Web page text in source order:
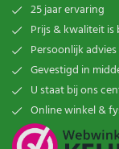
25 jaar ervaring
Prijs & kwaliteit is
Persoonlijk advies
Gevestigd in
U staat bij ons
Online winkel &